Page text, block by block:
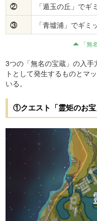
②
「遁玉の丘」でギ
③
「青墟浦」でギミ
「無
3つの「無名の宝蔵」の入
トとして発生するものとマ
いる。
①クエスト「霊矩のお